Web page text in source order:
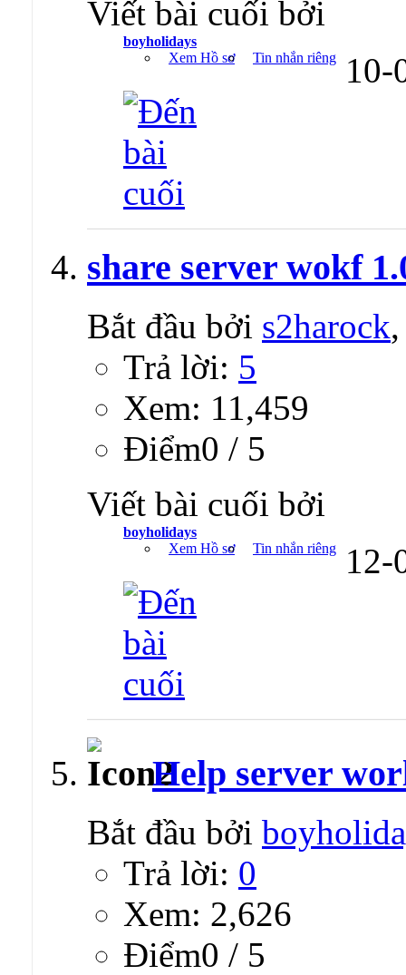
Viết bài cuối bởi
boyholidays
Xem Hồ sơ
Tin nhắn riêng
share server wokf
Bắt đầu bởi s2harock
Trả lời: 5
Xem: 11,459
Ðiểm0 / 5
Viết bài cuối bởi
boyholidays
Xem Hồ sơ
Tin nhắn riêng
Help server
Bắt đầu bởi
Trả lời: 0
Xem: 2,626
Ðiểm0 / 5